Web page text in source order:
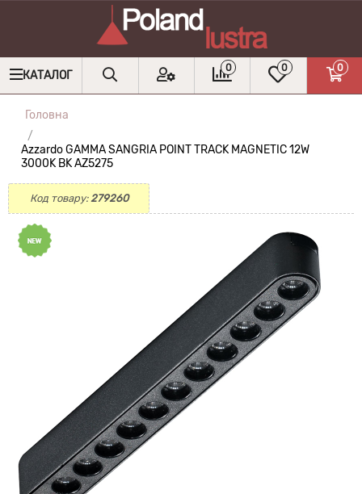
КАТАЛОГ
0 0 0
Головна
Azzardo GAMMA SANGRIA POINT TRACK MAGNETIC 12W
3000K BK AZ5275
Код товару:279260